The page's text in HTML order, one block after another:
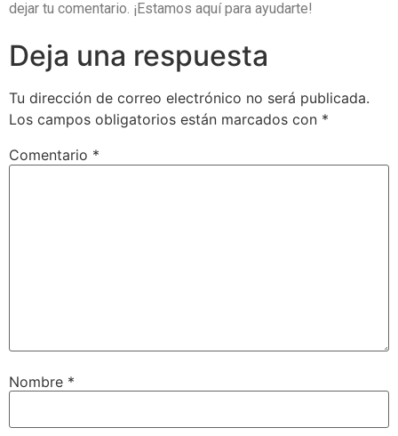
dejar tu comentario. ¡Estamos aquí para ayudarte!
Deja una respuesta
Tu dirección de correo electrónico no será publicada.
Los campos obligatorios están marcados con *
Comentario *
Nombre *